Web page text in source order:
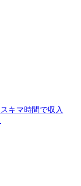
キマ時間で収入